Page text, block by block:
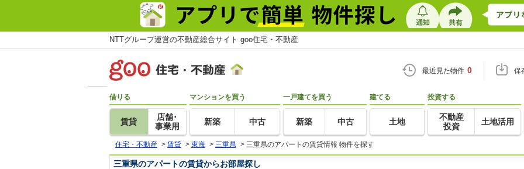
NTTグループ運営の不動産総合サイト goo住宅・不動産
最近見た物件 0 保
借りる
賃貸
店舗･
事業用
マンションを買う
新築 中古
一戸建てを買う
新築 中古
建てる
土地
投資する
不動産
投資
土地活用
住宅・不動産 > 賃貸 > 東海 > 三重県 > 三重県のアパートの賃貸情報 物件を探す
三重県のアパートの賃貸からお部屋探し